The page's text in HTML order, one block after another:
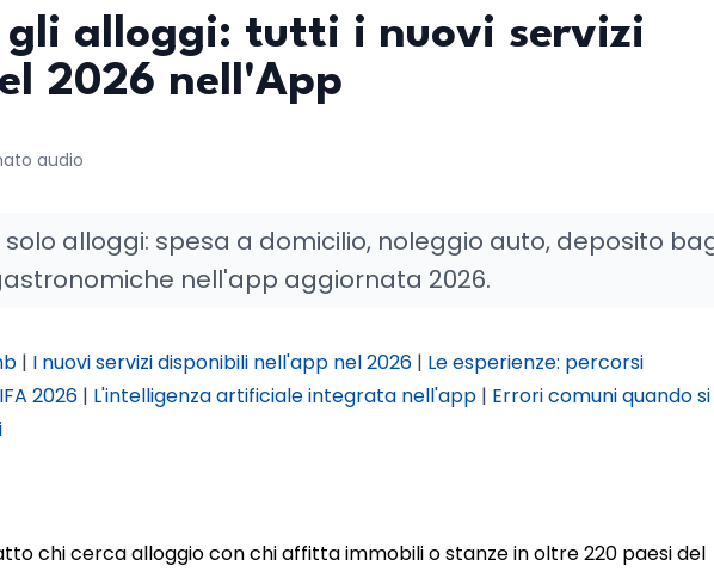
alloggi: tutti i nuovi servizi
2026 nell'App
audio
alloggi: spesa a domicilio, noleggio auto, deposito
nell'app aggiornata 2026.
| I nuovi servizi disponibili nell'app nel 2026 | Le esperienze: percorsi
2026 | L'intelligenza artificiale integrata nell'app | Errori comuni quando
chi cerca alloggio con chi affitta immobili o stanze in oltre 220 paesi del